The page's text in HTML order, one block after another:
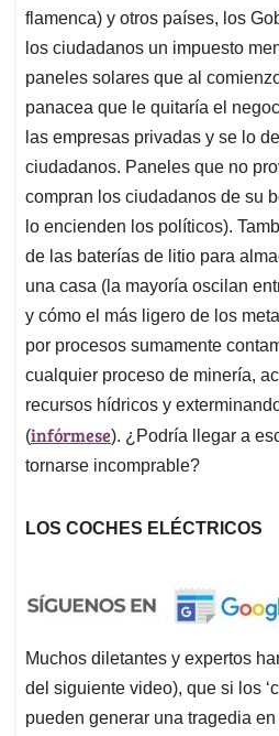
flamenca) y otros países, los
los ciudadanos un impuesto
paneles solares que al
panacea que le quitaría el
las empresas privadas y se lo
ciudadanos. Paneles que no
compran los ciudadanos de su
lo encienden los políticos).
de las baterías de litio para
una casa (la mayoría oscilan
y cómo el más ligero de los
por procesos sumamente
cualquier proceso de minería,
recursos hídricos y
(infórmese). ¿Podría llegar a
tornarse incomprable?
LOS COCHES ELÉCTRICOS
Muchos diletantes y expertos
del siguiente video), que si los
pueden generar una tragedia